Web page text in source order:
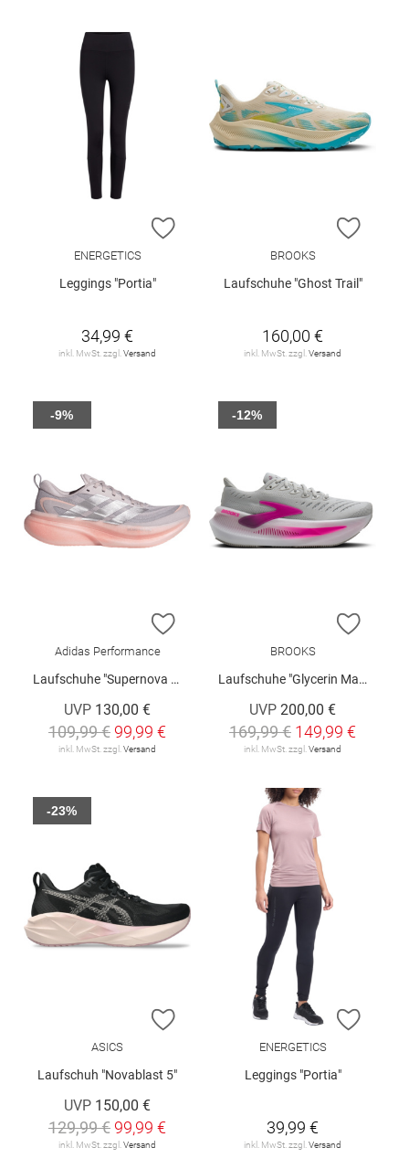
ZUR WUNSCHLISTE HINZUFÜGEN
ENERGETICS
Leggings "Portia"
34,99 €
inkl. MwSt. zzgl. Versand
ZUR
BROOKS
Laufschuhe "Ghost Trail"
160,00 €
inkl. MwSt. zzgl. Versand
ZUR WUNSCHLISTE HINZUFÜGEN
Adidas Performance
Laufschuhe "Supernova Glide"
UVP 130,00 €
109,99 € 99,99 €
inkl. MwSt. zzgl. Versand
-9%
ZUR
BROOKS
Laufschuhe "Glycerin Max 2"
UVP 200,00 €
169,99 € 149,99 €
inkl. MwSt. zzgl. Versand
-12%
ZUR WUNSCHLISTE HINZUFÜGEN
ASICS
Laufschuh "Novablast 5"
UVP 150,00 €
129,99 € 99,99 €
inkl. MwSt. zzgl. Versand
-23%
ZUR
ENERGETICS
Leggings "Portia"
39,99 €
inkl. MwSt. zzgl. Versand